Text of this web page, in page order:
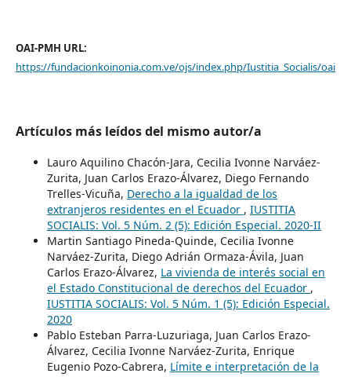
OAI-PMH URL:
https://fundacionkoinonia.com.ve/ojs/index.php/Iustitia_Socialis/oai
Artículos más leídos del mismo autor/a
Lauro Aquilino Chacón-Jara, Cecilia Ivonne Narváez-
Zurita, Juan Carlos Erazo-Álvarez, Diego Fernando
Trelles-Vicuña, Derecho a la igualdad de los
extranjeros residentes en el Ecuador , IUSTITIA
SOCIALIS: Vol. 5 Núm. 2 (5): Edición Especial. 2020-II
Martin Santiago Pineda-Quinde, Cecilia Ivonne
Narváez-Zurita, Diego Adrián Ormaza-Ávila, Juan
Carlos Erazo-Álvarez, La vivienda de interés social en
el Estado Constitucional de derechos del Ecuador ,
IUSTITIA SOCIALIS: Vol. 5 Núm. 1 (5): Edición Especial.
2020
Pablo Esteban Parra-Luzuriaga, Juan Carlos Erazo-
Álvarez, Cecilia Ivonne Narváez-Zurita, Enrique
Eugenio Pozo-Cabrera, Límite e interpretación de la